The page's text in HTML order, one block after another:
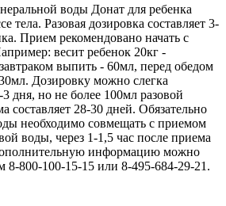
воды Донат для ребенка
тела. Разовая дозировка составляет 3-
Прием рекомендовано начать с
весит ребенок 20кг -
выпить - 60мл, перед обедом
Дозировку можно слегка
дня, но не более 100мл разовой
составляет 28-30 дней. Обязательно
необходимо совмещать с приемом
воды, через 1-1,5 час после приема
информацию можно
8-800-100-15-15 или 8-495-684-29-21.